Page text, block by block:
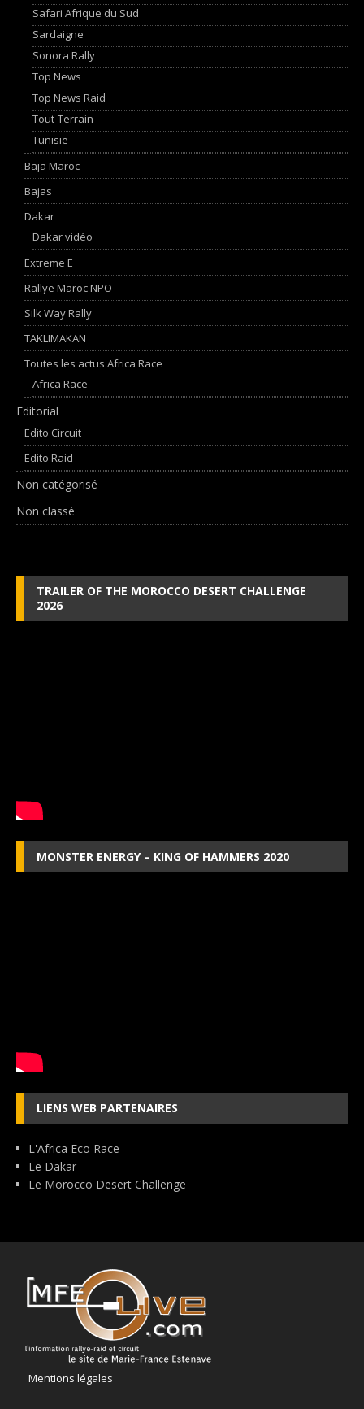
Safari Afrique du Sud
Sardaigne
Sonora Rally
Top News
Top News Raid
Tout-Terrain
Tunisie
Baja Maroc
Bajas
Dakar
Dakar vidéo
Extreme E
Rallye Maroc NPO
Silk Way Rally
TAKLIMAKAN
Toutes les actus Africa Race
Africa Race
Editorial
Edito Circuit
Edito Raid
Non catégorisé
Non classé
TRAILER OF THE MOROCCO DESERT CHALLENGE
2026
MONSTER ENERGY – KING OF HAMMERS 2020
LIENS WEB PARTENAIRES
L'Africa Eco Race
Le Dakar
Le Morocco Desert Challenge
Mentions légales